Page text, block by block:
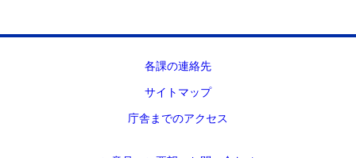
各課の連絡先
サイトマップ
庁舎までのアクセス